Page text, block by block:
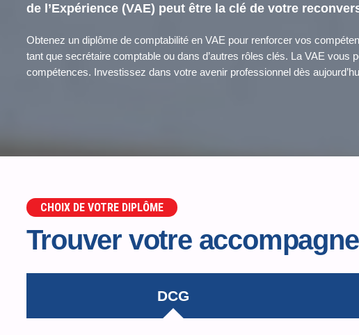
de l’Expérience (VAE) peut être la clé de votre
Obtenez un diplôme de comptabilité en VAE pour renforcer vos
tant que secrétaire comptable ou dans d’autres rôles clés. La VAE
compétences. Investissez dans votre avenir professionnel dès
CHOIX DE VOTRE DIPLÔME
Trouver votre
DCG